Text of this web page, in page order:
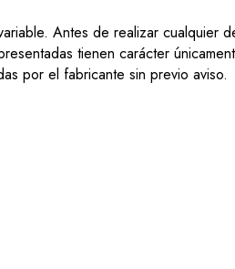
Antes de realizar cualquier
tienen carácter
por el fabricante sin previo aviso.